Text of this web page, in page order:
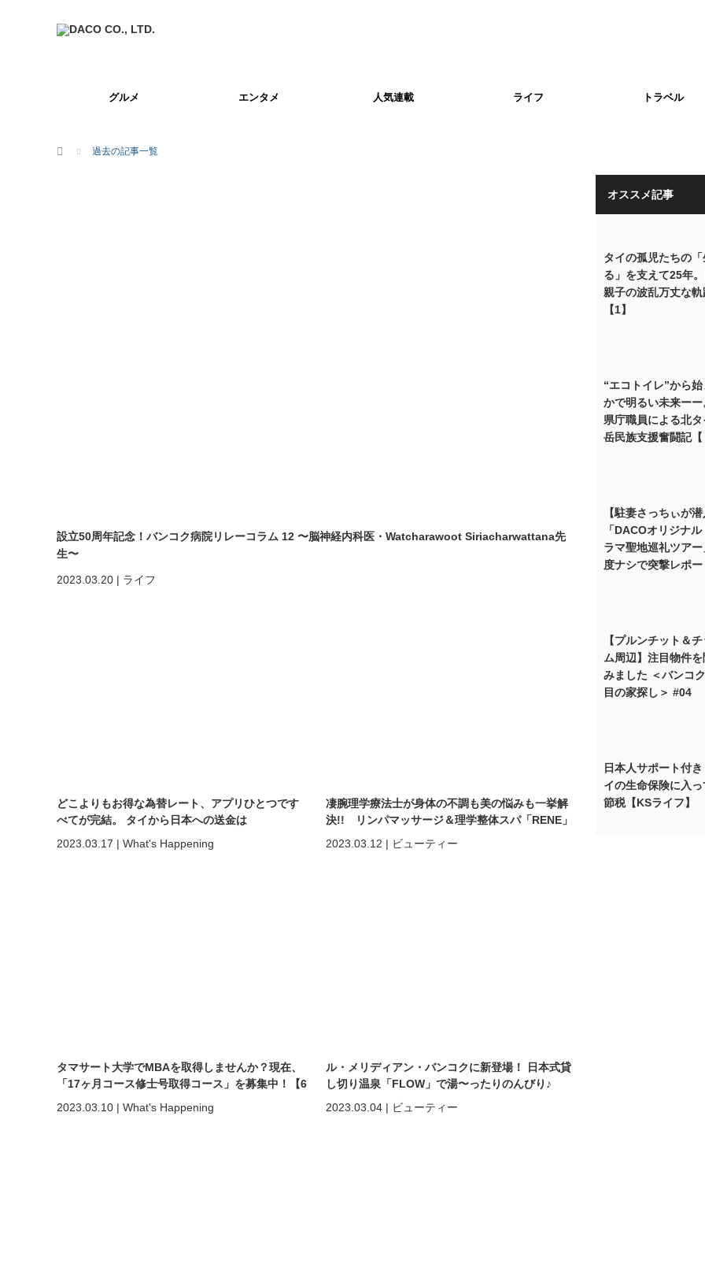
グルメ エンタメ 人気連載 ライフ トラベル
ホーム 過去の記事一覧
設立50周年記念！バンコク病院リレーコラム 12 〜脳神経内科医・Watcharawoot Siriacharwattana先
生〜
2023.03.20 | ライフ
どこよりもお得な為替レート、アプリひとつです
べてが完結。 タイから日本への送金は
2023.03.17 | What's Happening
凄腕理学療法士が身体の不調も美の悩みも一挙解
決!! リンパマッサージ＆理学整体スパ「RENE」
2023.03.12 | ビューティー
タマサート大学でMBAを取得しませんか？現在、
「17ヶ月コース修士号取得コース」を募集中！【6
2023.03.10 | What's Happening
ル・メリディアン・バンコクに新登場！ 日本式貸
し切り温泉「FLOW」で湯〜ったりのんびり♪
2023.03.04 | ビューティー
オススメ記事
タイの孤児たちの「
る」を支えて25年
親子の波乱万丈な軌
【1】
“エコトイレ”から
かで明るい未来ー
県庁職員による北タ
岳民族支援奮闘記【
【駐妻さっちぃが潜
「DACOオリジナ
ラマ聖地巡礼ツア
度ナシで突撃レポー
【プルンチット＆
ム周辺】注目物件を
みました ＜バンコ
目の家探し＞ #04
日本人サポート付
イの生命保険に入っ
節税【KSライフ】